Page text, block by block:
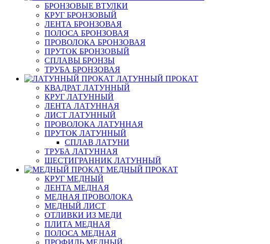
БРОНЗОВЫЕ ВТУЛКИ
КРУГ БРОНЗОВЫЙ
ЛЕНТА БРОНЗОВАЯ
ПОЛОСА БРОНЗОВАЯ
ПРОВОЛОКА БРОНЗОВАЯ
ПРУТОК БРОНЗОВЫЙ
СПЛАВЫ БРОНЗЫ
ТРУБА БРОНЗОВАЯ
ЛАТУННЫЙ ПРОКАТ
КВАДРАТ ЛАТУННЫЙ
КРУГ ЛАТУННЫЙ
ЛЕНТА ЛАТУННАЯ
ЛИСТ ЛАТУННЫЙ
ПРОВОЛОКА ЛАТУННАЯ
ПРУТОК ЛАТУННЫЙ
СПЛАВ ЛАТУНИ
ТРУБА ЛАТУННАЯ
ШЕСТИГРАННИК ЛАТУННЫЙ
МЕДНЫЙ ПРОКАТ
КРУГ МЕДНЫЙ
ЛЕНТА МЕДНАЯ
МЕДНАЯ ПРОВОЛОКА
МЕДНЫЙ ЛИСТ
ОТЛИВКИ ИЗ МЕДИ
ПЛИТА МЕДНАЯ
ПОЛОСА МЕДНАЯ